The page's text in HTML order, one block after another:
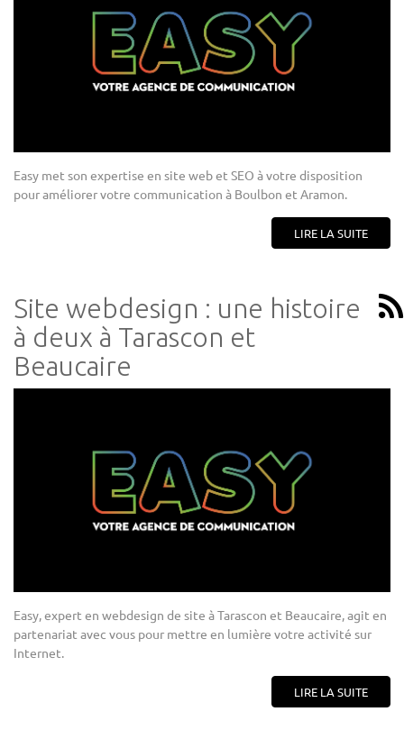
Easy met son expertise en site web et SEO à votre disposition
pour améliorer votre communication à Boulbon et Aramon.
LIRE LA SUITE
Site webdesign : une histoire
à deux à Tarascon et
Beaucaire
Easy, expert en webdesign de site à Tarascon et Beaucaire, agit en
partenariat avec vous pour mettre en lumière votre activité sur
Internet.
LIRE LA SUITE